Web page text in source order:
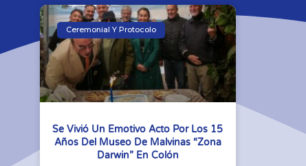
Ceremonial Y Protocolo
Se Vivió Un Emotivo Acto Por Los 15
Años Del Museo De Malvinas “Zona
Darwin” En Colón